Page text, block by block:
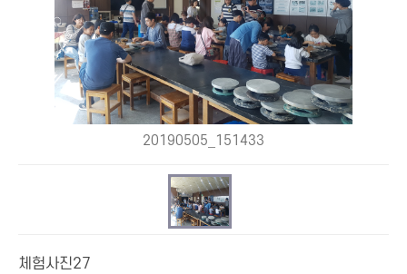
20190505_151433
체험사진27